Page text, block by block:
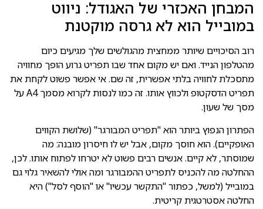
המבחן האכזרי של האגודל: ניווט
במובייל הוא לא גרסה מוקטנת
רוב הסיכויים שיותר ממחצית מהגולשים שלך מגיעים כיום
מהטלפון הנייד. ואם יש מקום אחד שבו תפריט גרוע הופך מחוויה
מתסכלת לחוויה בלתי אפשרית, זה שם. אי אפשר פשוט לקחת את
תפריט הדסקטופ ולכווץ אותו. זה כמו לנסות לקרוא מסמך A4 על
מסך של שעון.
הפתרון הנפוץ ביותר הוא "תפריט המבורגר" (שלושת הקווים
האופקיים). הוא חוסך מקום, אבל יש לו חיסרון מובנה: מה
שמוסתר, לא קיים. אנשים רבים פשוט לא יטרחו לפתוח אותו. לכן,
ההחלטה מה להכניס לתפריט ההמבורגר ומה אולי להשאיר גלוי גם
במובייל (למשל, כפתור "התקשר עכשיו" או "הוסף לסל") היא
החלטה אסטרטגית קריטית.